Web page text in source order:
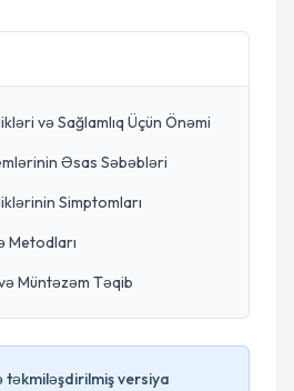
və Sağlamlıq Üçün Önəmi
Əsas Səbəbləri
Simptomları
Metodları
Müntəzəm Təqib
təkmiləşdirilmiş versiya